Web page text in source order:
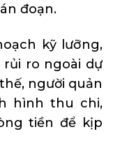
đoạn.
kỹ lưỡng,
ro ngoài dự
người quản
hình thu chi,
tiền để kịp